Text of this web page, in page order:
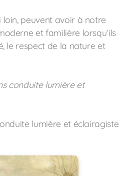
loin, peuvent avoir à notre
et familière lorsqu‘ils
le respect de la nature et
conduite lumière et
lumière et éclairagiste